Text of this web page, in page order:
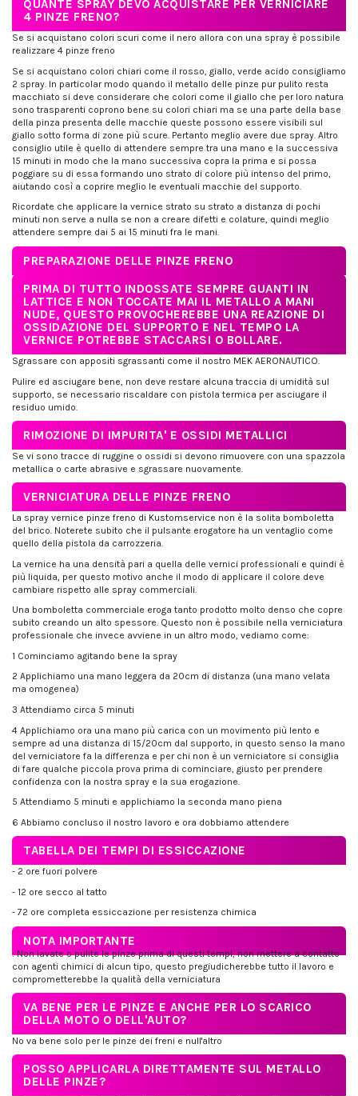
QUANTE SPRAY DEVO ACQUISTARE PER VERNICIARE
4 PINZE FRENO?
Se si acquistano colori scuri come il nero allora con una spray è possibile
realizzare 4 pinze freno
Se si acquistano colori chiari come il rosso, giallo, verde acido consigliamo
2 spray. In particolar modo quando il metallo delle pinze pur pulito resta
macchiato si deve considerare che colori come il giallo che per loro natura
sono trasparenti coprono bene su colori chiari ma se una parte della base
della pinza presenta delle macchie queste possono essere visibili sul
giallo sotto forma di zone più scure. Pertanto meglio avere due spray. Altro
consiglio utile è quello di attendere sempre tra una mano e la successiva
15 minuti in modo che la mano successiva copra la prima e si possa
poggiare su di essa formando uno strato di colore più intenso del primo,
aiutando così a coprire meglio le eventuali macchie del supporto.
Ricordate che applicare la vernice strato su strato a distanza di pochi
minuti non serve a nulla se non a creare difetti e colature, quindi meglio
attendere sempre dai 5 ai 15 minuti fra le mani.
PREPARAZIONE DELLE PINZE FRENO
PRIMA DI TUTTO INDOSSATE SEMPRE GUANTI IN
LATTICE E NON TOCCATE MAI IL METALLO A MANI
NUDE, QUESTO PROVOCHEREBBE UNA REAZIONE DI
OSSIDAZIONE DEL SUPPORTO E NEL TEMPO LA
VERNICE POTREBBE STACCARSI O BOLLARE.
Sgrassare con appositi sgrassanti come il nostro MEK AERONAUTICO.
Pulire ed asciugare bene, non deve restare alcuna traccia di umidità sul
supporto, se necessario riscaldare con pistola termica per asciugare il
residuo umido.
RIMOZIONE DI IMPURITA' E OSSIDI METALLICI
Se vi sono tracce di ruggine o ossidi si devono rimuovere con una spazzola
metallica o carte abrasive e sgrassare nuovamente.
VERNICIATURA DELLE PINZE FRENO
La spray vernice pinze freno di Kustomservice non è la solita bomboletta
del brico. Noterete subito che il pulsante erogatore ha un ventaglio come
quello della pistola da carrozzeria.
La vernice ha una densità pari a quella delle vernici professionali e quindi è
più liquida, per questo motivo anche il modo di applicare il colore deve
cambiare rispetto alle spray commerciali.
Una bomboletta commerciale eroga tanto prodotto molto denso che copre
subito creando un alto spessore. Questo non è possibile nella verniciatura
professionale che invece avviene in un altro modo, vediamo come:
1 Cominciamo agitando bene la spray
2 Applichiamo una mano leggera da 20cm di distanza (una mano velata
ma omogenea)
3 Attendiamo circa 5 minuti
4 Applichiamo ora una mano più carica con un movimento più lento e
sempre ad una distanza di 15/20cm dal supporto, in questo senso la mano
del verniciatore fa la differenza e per chi non è un verniciatore si consiglia
di fare qualche piccola prova prima di cominciare, giusto per prendere
confidenza con la nostra spray e la sua erogazione.
5 Attendiamo 5 minuti e applichiamo la seconda mano piena
6 Abbiamo concluso il nostro lavoro e ora dobbiamo attendere
TABELLA DEI TEMPI DI ESSICCAZIONE
- 2 ore fuori polvere
- 12 ore secco al tatto
- 72 ore completa essiccazione per resistenza chimica
NOTA IMPORTANTE
: Non lavate o pulite le pinze prima di questi tempi, non mettere a contatto
con agenti chimici di alcun tipo, questo pregiudicherebbe tutto il lavoro e
comprometterebbe la qualità della verniciatura
VA BENE PER LE PINZE E ANCHE PER LO SCARICO
DELLA MOTO O DELL'AUTO?
No va bene solo per le pinze dei freni e null'altro
POSSO APPLICARLA DIRETTAMENTE SUL METALLO
DELLE PINZE?